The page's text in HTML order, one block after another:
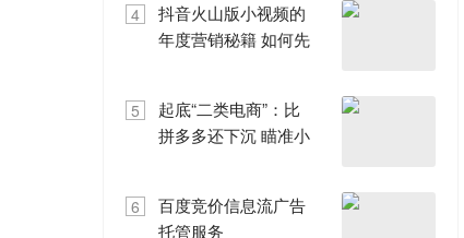
4
抖音火山版小视频的
年度营销秘籍 如何先
5
起底“二类电商”：比
拼多多还下沉 瞄准小
6
百度竞价信息流广告
托管服务